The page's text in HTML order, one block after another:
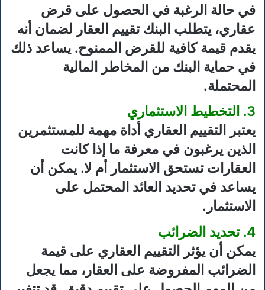
في حالة الرغبة في الحصول على قرض
عقاري، يتطلب البنك تقييم العقار لضمان أنه
يقدم قيمة كافية للقرض الممنوح. يساعد ذلك
في حماية البنك من المخاطر المالية
المحتملة.
3. التخطيط الاستثماري
يعتبر التقييم العقاري أداة مهمة للمستثمرين
الذين يرغبون في معرفة ما إذا كانت
العقارات تستحق الاستثمار أم لا. يمكن أن
يساعد في تحديد العائد المحتمل على
الاستثمار.
4. تحديد الضرائب
يمكن أن يؤثر التقييم العقاري على قيمة
الضرائب المفروضة على العقار، مما يجعل